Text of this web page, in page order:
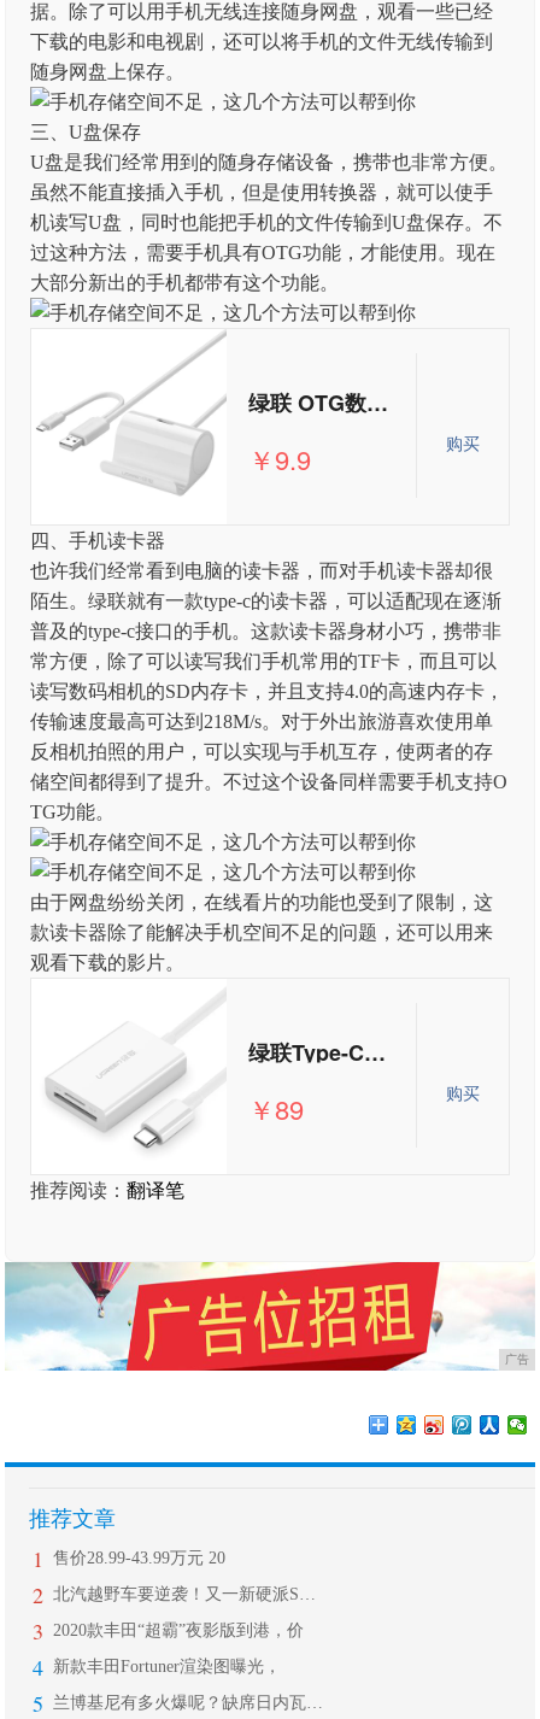
据。除了可以用手机无线连接随身网盘，观看一些已经
下载的电影和电视剧，还可以将手机的文件无线传输到
随身网盘上保存。
三、U盘保存
U盘是我们经常用到的随身存储设备，携带也非常方便。
虽然不能直接插入手机，但是使用转换器，就可以使手
机读写U盘，同时也能把手机的文件传输到U盘保存。不
过这种方法，需要手机具有OTG功能，才能使用。现在
大部分新出的手机都带有这个功能。
绿联 OTG数据线转接头安卓手机U盘连接线小米华为通用USB延长线
￥9.9 购买
四、手机读卡器
也许我们经常看到电脑的读卡器，而对手机读卡器却很
陌生。绿联就有一款type-c的读卡器，可以适配现在逐渐
普及的type-c接口的手机。这款读卡器身材小巧，携带非
常方便，除了可以读写我们手机常用的TF卡，而且可以
读写数码相机的SD内存卡，并且支持4.0的高速内存卡，
传输速度最高可达到218M/s。对于外出旅游喜欢使用单
反相机拍照的用户，可以实现与手机互存，使两者的存
储空间都得到了提升。不过这个设备同样需要手机支持O
TG功能。
由于网盘纷纷关闭，在线看片的功能也受到了限制，这
款读卡器除了能解决手机空间不足的问题，还可以用来
观看下载的影片。
绿联Type-C读卡器3.0电脑手机相机SD/TF卡高速4.0多功能otg读卡器
￥89 购买
推荐阅读：翻译笔
广告
推荐文章
1 售价28.99-43.99万元 20
2 北汽越野车要逆袭！又一新硬派SUV曝
3 2020款丰田“超霸”夜影版到港，价
4 新款丰田Fortuner渲染图曝光，
5 兰博基尼有多火爆呢？缺席日内瓦，专注